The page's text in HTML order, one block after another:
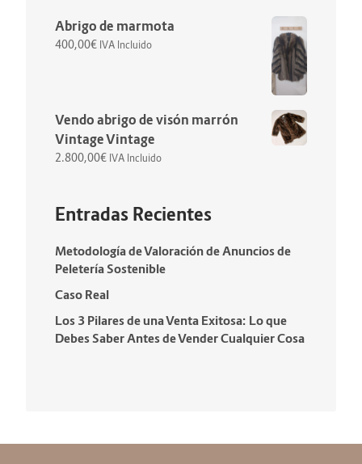
Abrigo de marmota
400,00€ IVA Incluido
Vendo abrigo de visón marrón
Vintage Vintage
2.800,00€ IVA Incluido
Entradas Recientes
Metodología de Valoración de Anuncios de
Peletería Sostenible
Caso Real
Los 3 Pilares de una Venta Exitosa: Lo que
Debes Saber Antes de Vender Cualquier Cosa